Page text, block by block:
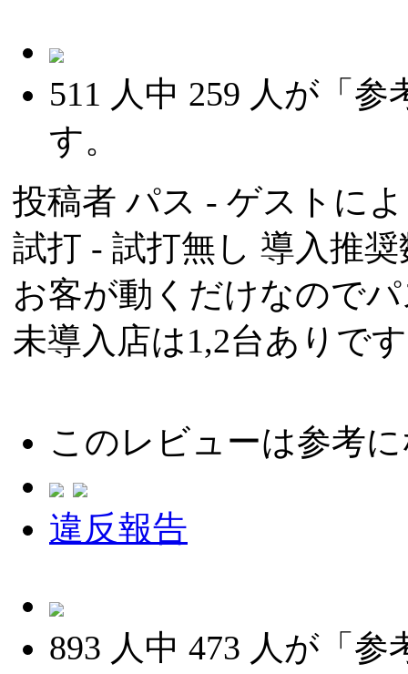
511 人中 259 人が「参
す。
投稿者 パス - ゲストに
試打 - 試打無し 導入推
お客が動くだけなので
未導入店は1,2台ありです
このレビューは参考
違反報告
893 人中 473 人が「参